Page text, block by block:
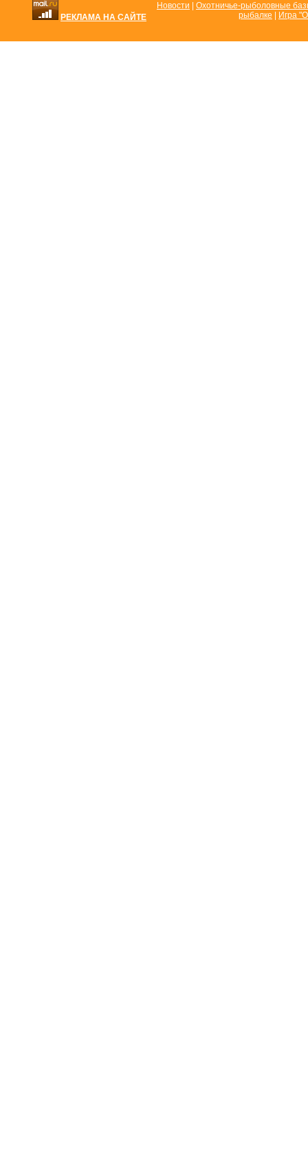
РЕКЛАМА НА САЙТЕ
Новости
Охотничье-рыболовные
рыбалке
Игра